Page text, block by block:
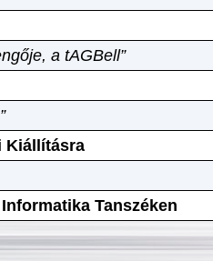
a tAGBell”
Kiállításra
Tanszéken